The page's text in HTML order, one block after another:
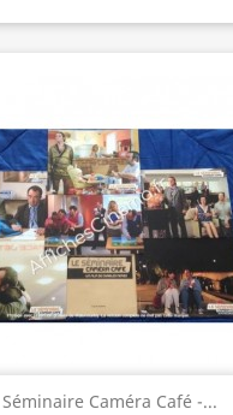
Séminaire Caméra Café -...